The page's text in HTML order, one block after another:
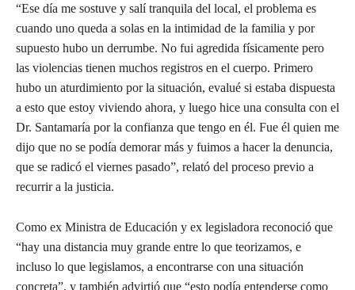
“Ese día me sostuve y salí tranquila del local, el problema es
cuando uno queda a solas en la intimidad de la familia y por
supuesto hubo un derrumbe. No fui agredida físicamente pero
las violencias tienen muchos registros en el cuerpo. Primero
hubo un aturdimiento por la situación, evalué si estaba dispuesta
a esto que estoy viviendo ahora, y luego hice una consulta con el
Dr. Santamaría por la confianza que tengo en él. Fue él quien me
dijo que no se podía demorar más y fuimos a hacer la denuncia,
que se radicó el viernes pasado”, relató del proceso previo a
recurrir a la justicia.
Como ex Ministra de Educación y ex legisladora reconoció que
“hay una distancia muy grande entre lo que teorizamos, e
incluso lo que legislamos, a encontrarse con una situación
concreta”, y también advirtió que “esto podía entenderse como